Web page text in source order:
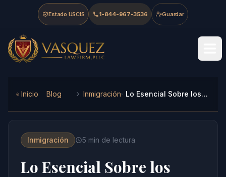
Skip to main content
Skip to navigation
Skip to footer
Estado USCIS 1-844-967-3536 Guardar
Vasquez Law Firm - Home
Inicio Blog Inmigración Lo Esencial Sobre los Centros de Detención de ICE en 2026
Inmigración 5 min de lectura
Lo Esencial Sobre los